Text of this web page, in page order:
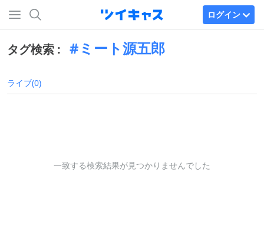
ログイン
タグ検索 : ミート源五郎
ライブ(0)
一致する検索結果が見つかりませんでした